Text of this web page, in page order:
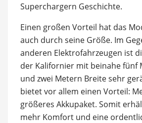
Superchargern Geschichte.
Einen großen Vorteil hat das
auch durch seine Größe. Im
anderen Elektrofahrzeugen ist
der Kalifornier mit beinahe fünf
und zwei Metern Breite sehr
bietet vor allem einen Vorteil:
größeres Akkupaket. Somit
mehr Komfort und eine